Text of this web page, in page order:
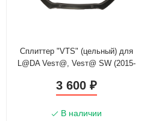
Сплиттер "VTS" (цельный) для
L@DA Vesт@, Vesт@ SW (2015-
3 600 ₽
В наличии